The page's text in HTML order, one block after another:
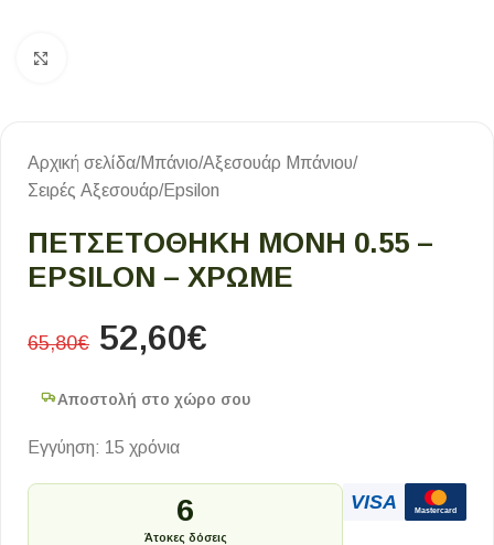
Αρχική σελίδα/Μπάνιο/Αξεσουάρ Μπάνιου/
Σειρές Αξεσουάρ/Epsilon
ΠΕΤΣΕΤΟΘΗΚΗ ΜΟΝΗ 0.55 –
EPSILON – ΧΡΩΜΕ
65,80€ 52,60€
Αποστολή στο χώρο σου
Εγγύηση: 15 χρόνια
6
Άτοκες δόσεις
VISA Mastercard